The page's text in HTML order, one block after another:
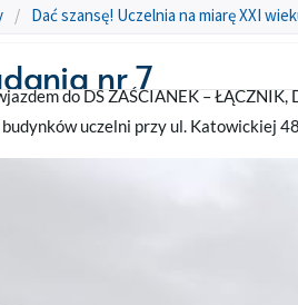
/ Dać szansę! Uczelnia na miarę XXI
nr 7
do DS ZAŚCIANEK –
uczelni przy ul. Katowickiej